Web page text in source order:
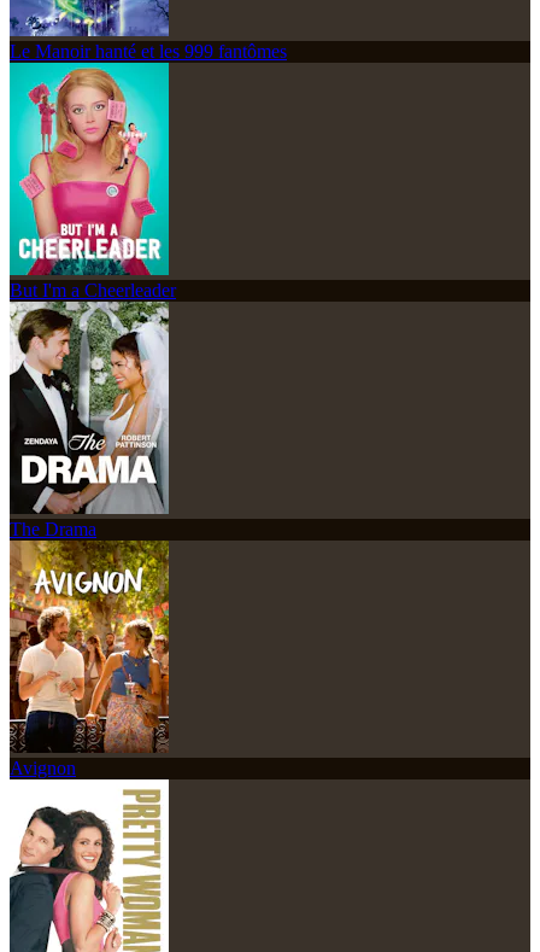
Le Manoir hanté et les 999 fantômes
But I'm a Cheerleader
The Drama
Avignon